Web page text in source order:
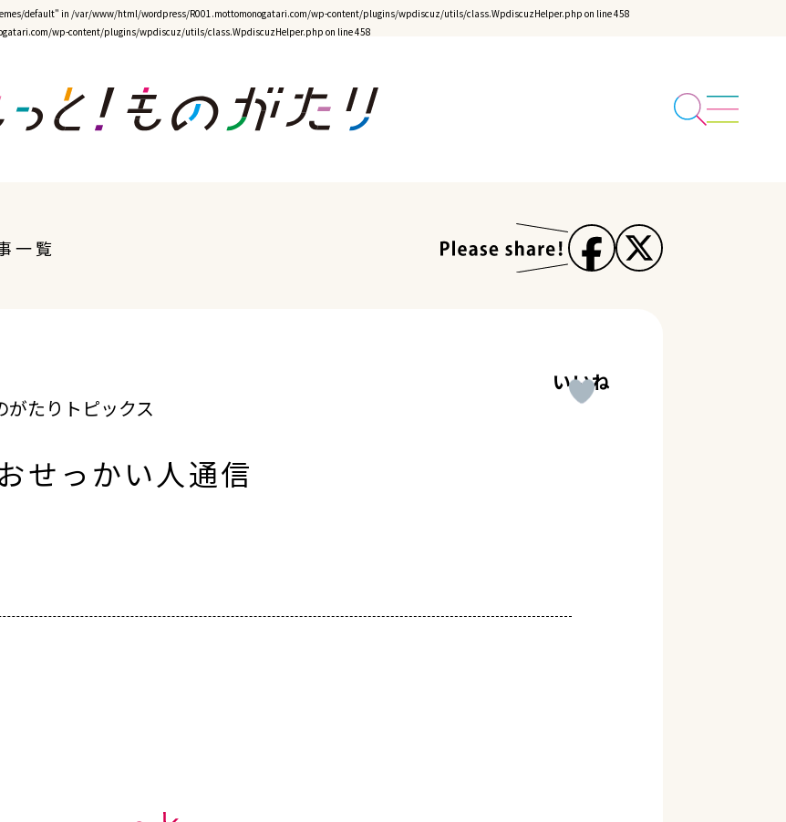
default" in /var/www/html/wordpress/R001.mottomonogatari.com/wp-content/plugins/wpdiscuz/utils/class.WpdiscuzHelper.php on line458
wp-content/plugins/wpdiscuz/utils/class.WpdiscuzHelper.php on line458
一覧
いいね
がたりトピックス
せっかい人通信